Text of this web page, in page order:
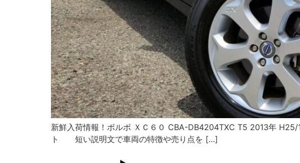
新鮮入荷情報！ボルボ ＸＣ６０ CBA-DB4204TXC T5 2013年
ト 短い説明文で車両の特徴や売り点を […]